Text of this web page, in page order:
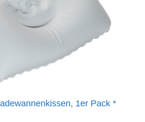
1er Pack *